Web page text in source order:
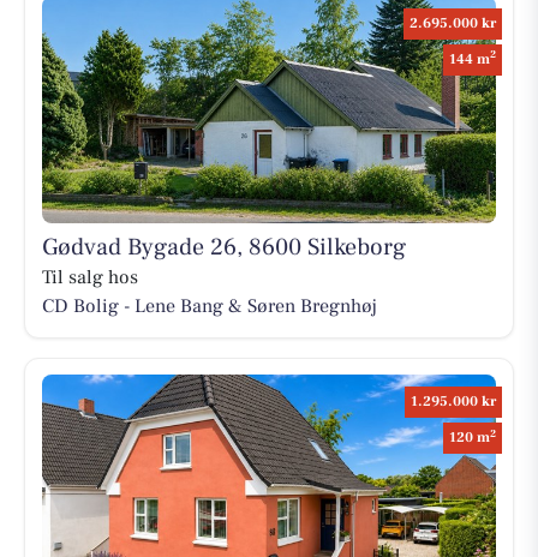
2.695.000 kr
144 m2
Gødvad Bygade 26, 8600 Silkeborg
Til salg hos
CD Bolig - Lene Bang & Søren Bregnhøj
1.295.000 kr
120 m2